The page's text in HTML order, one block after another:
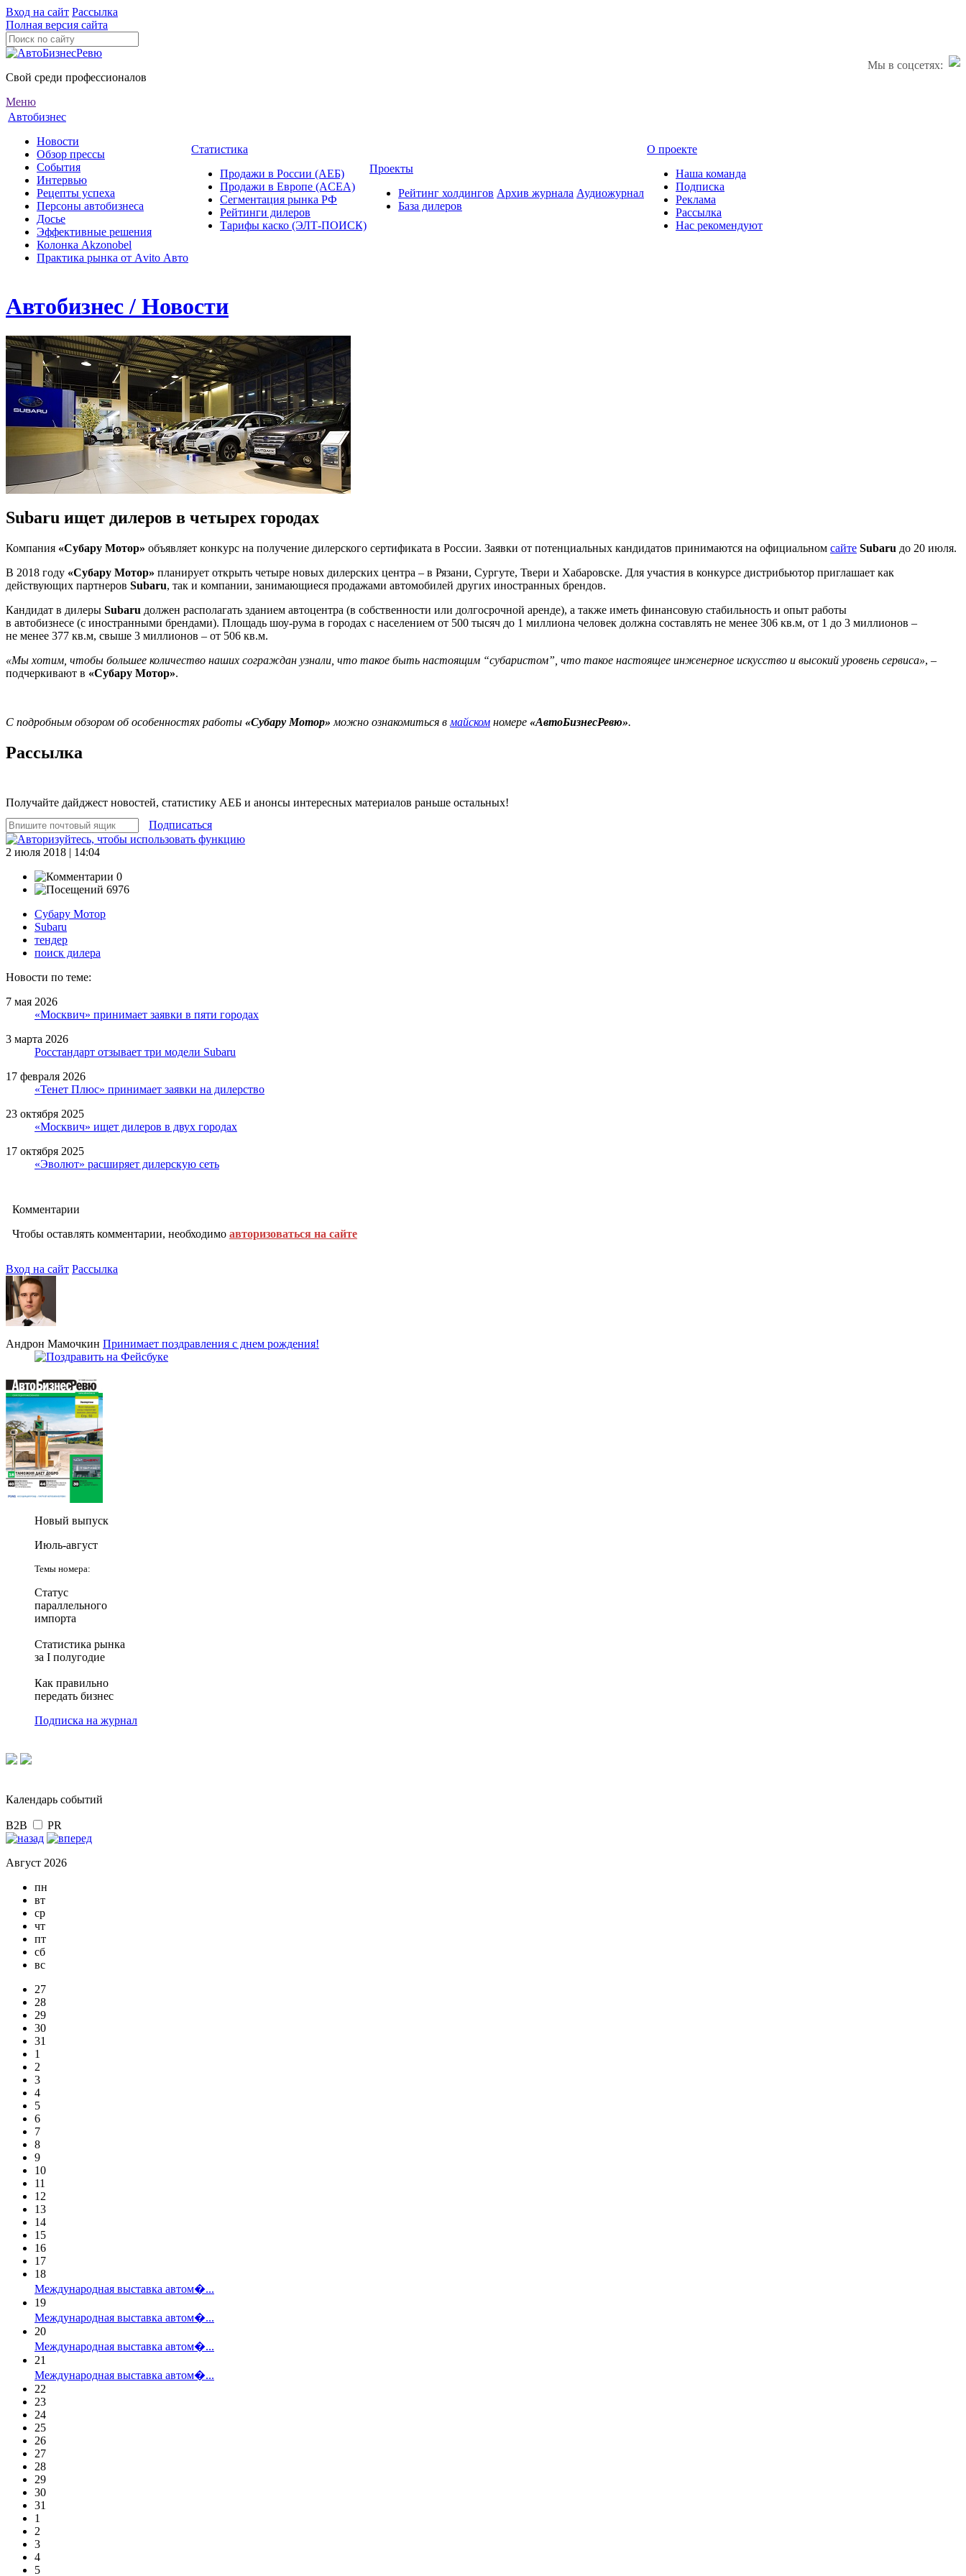
Вход на сайт Рассылка
Полная версия сайта
Мы в соцсетях:
Свой среди профессионалов
Меню
Автобизнес
Новости
Обзор прессы
События
Интервью
Рецепты успеха
Персоны автобизнеса
Досье
Эффективные решения
Колонка Akzonobel
Практика рынка от Аvito Авто
Статистика
Продажи в России (АЕБ)
Продажи в Европе (ACEA)
Сегментация рынка РФ
Рейтинги дилеров
Тарифы каско (ЭЛТ-ПОИСК)
Проекты
Рейтинг холдингов
База дилеров
Архив журнала Аудиожурнал
О проекте
Наша команда
Подписка
Реклама
Рассылка
Нас рекомендуют
Автобизнес / Новости
Subaru ищет дилеров в четырех городах
Компания «Субару Мотор» объявляет конкурс на получение дилерского сертификата в России. Заявки от потенциальных кандидатов принимаются на официальном сайте Subaru до 20 июля.
В 2018 году «Субару Мотор» планирует открыть четыре новых дилерских центра – в Рязани, Сургуте, Твери и Хабаровске. Для участия в конкурсе дистрибьютор приглашает как
действующих партнеров Subaru, так и компании, занимающиеся продажами автомобилей других иностранных брендов.
Кандидат в дилеры Subaru должен располагать зданием автоцентра (в собственности или долгосрочной аренде), а также иметь финансовую стабильность и опыт работы
в автобизнесе (с иностранными брендами). Площадь шоу-рума в городах с населением от 500 тысяч до 1 миллиона человек должна составлять не менее 306 кв.м, от 1 до 3 миллионов –
не менее 377 кв.м, свыше 3 миллионов – от 506 кв.м.
«Мы хотим, чтобы большее количество наших сограждан узнали, что такое быть настоящим “субаристом”, что такое настоящее инженерное искусство и высокий уровень сервиса», –
подчеркивают в «Субару Мотор».
С подробным обзором об особенностях работы «Субару Мотор» можно ознакомиться в майском номере «АвтоБизнесРевю».
Рассылка
Получайте дайджест новостей, статистику АЕБ и анонсы интересных материалов раньше остальных!
Подписаться
2 июля 2018 | 14:04
0
6976
Субару Мотор
Subaru
тендер
поиск дилера
Новости по теме:
7 мая 2026
«Москвич» принимает заявки в пяти городах
3 марта 2026
Росстандарт отзывает три модели Subaru
17 февраля 2026
«Тенет Плюс» принимает заявки на дилерство
23 октября 2025
«Москвич» ищет дилеров в двух городах
17 октября 2025
«Эволют» расширяет дилерскую сеть
Комментарии
Чтобы оставлять комментарии, необходимо авторизоваться на сайте
Вход на сайт Рассылка
Андрон Мамочкин Принимает поздравления с днем рождения!
Новый выпуск
Июль-август
Темы номера:
Статус
параллельного
импорта
Статистика рынка
за I полугодие
Как правильно
передать бизнес
Подписка на журнал
Календарь событий
B2B PR
Август 2026
пн
вт
ср
чт
пт
сб
вс
27
28
29
30
31
1
2
3
4
5
6
7
8
9
10
11
12
13
14
15
16
17
18
Международная выставка автом�...
19
Международная выставка автом�...
20
Международная выставка автом�...
21
Международная выставка автом�...
22
23
24
25
26
27
28
29
30
31
1
2
3
4
5